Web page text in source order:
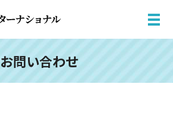
お問い合わせ